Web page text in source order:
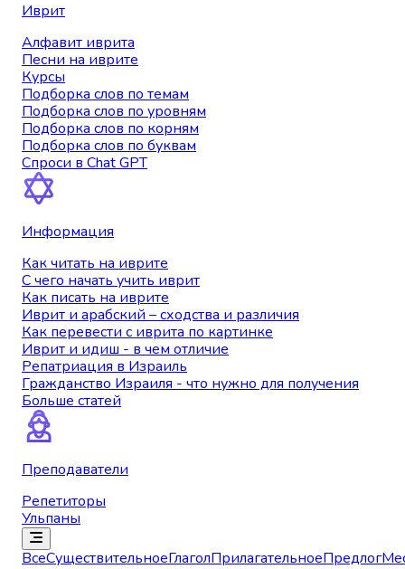
Иврит
Алфавит иврита
Песни на иврите
Курсы
Подборка слов по темам
Подборка слов по уровням
Подборка слов по корням
Подборка слов по буквам
Спроси в Chat GPT
Информация
Как читать на иврите
С чего начать учить иврит
Как писать на иврите
Иврит и арабский – сходства и различия
Как перевести с иврита по картинке
Иврит и идиш - в чем отличие
Репатриация в Израиль
Гражданство Израиля - что нужно для получения
Больше статей
Преподаватели
Репетиторы
Ульпаны
ВсеСуществительноеГлаголПрилагательноеПредлог